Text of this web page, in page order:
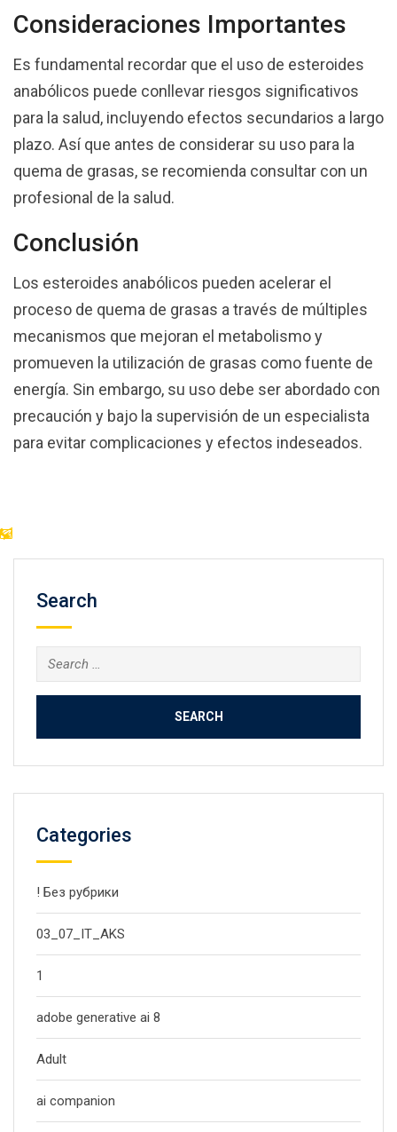
Consideraciones Importantes
Es fundamental recordar que el uso de esteroides
anabólicos puede conllevar riesgos significativos
para la salud, incluyendo efectos secundarios a largo
plazo. Así que antes de considerar su uso para la
quema de grasas, se recomienda consultar con un
profesional de la salud.
Conclusión
Los esteroides anabólicos pueden acelerar el
proceso de quema de grasas a través de múltiples
mecanismos que mejoran el metabolismo y
promueven la utilización de grasas como fuente de
energía. Sin embargo, su uso debe ser abordado con
precaución y bajo la supervisión de un especialista
para evitar complicaciones y efectos indeseados.
Search
Search
for:
Categories
! Без рубрики
03_07_IT_AKS
1
adobe generative ai 8
Adult
ai companion